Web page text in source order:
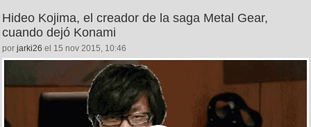
Hideo Kojima, el creador de la saga Metal Gear,
cuando dejó Konami
por jarki26 el 15 nov 2015, 10:46